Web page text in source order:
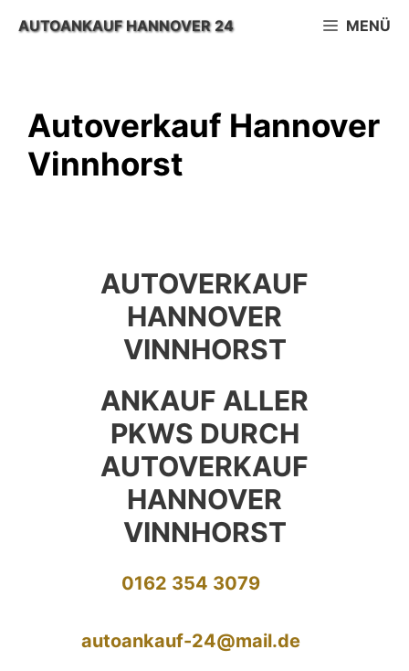
InhaltAUTOANKAUF HANNOVER 24 MENÜ
Autoverkauf Hannover
Vinnhorst
AUTOVERKAUF
HANNOVER
VINNHORST
ANKAUF ALLER
PKWS DURCH
AUTOVERKAUF
HANNOVER
VINNHORST
0162 354 3079
autoankauf-24@mail.de